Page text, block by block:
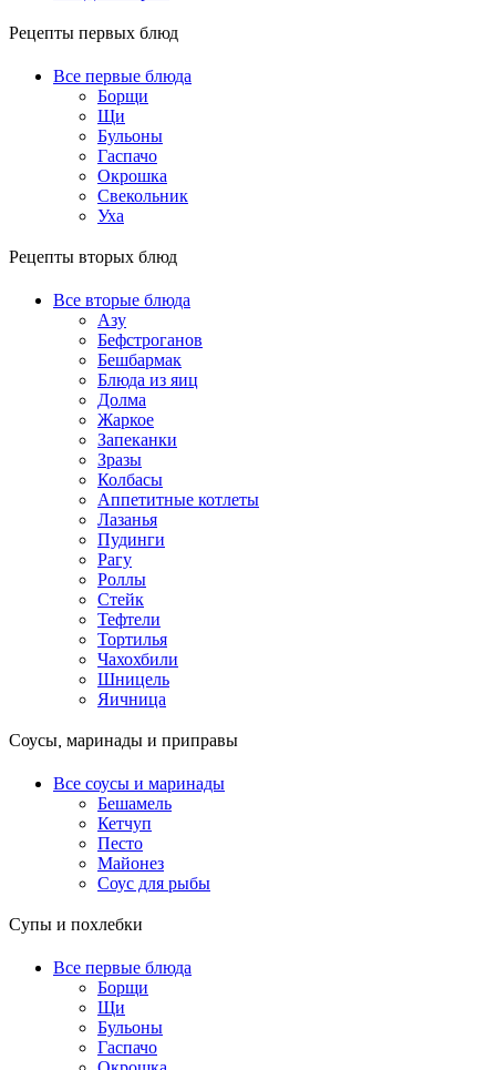
Рецепты первых блюд
Все первые блюда
Борщи
Щи
Бульоны
Гаспачо
Окрошка
Свекольник
Уха
Рецепты вторых блюд
Все вторые блюда
Азу
Бефстроганов
Бешбармак
Блюда из яиц
Долма
Жаркое
Запеканки
Зразы
Колбасы
Аппетитные котлеты
Лазанья
Пудинги
Рагу
Роллы
Стейк
Тефтели
Тортилья
Чахохбили
Шницель
Яичница
Соусы, маринады и приправы
Все соусы и маринады
Бешамель
Кетчуп
Песто
Майонез
Соус для рыбы
Супы и похлебки
Все первые блюда
Борщи
Щи
Бульоны
Гаспачо